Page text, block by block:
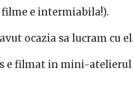
e intermiabila!).
ocazia sa lucram cu
e filmat in mini-atelierul